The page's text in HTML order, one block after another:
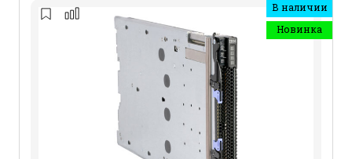
В наличии
Новинка